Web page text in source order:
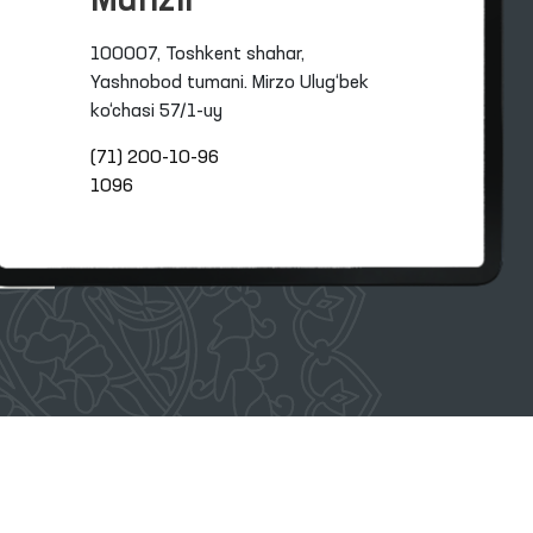
100007, Toshkent shahar,
Yashnobod tumani. Mirzo Ulug‘bek
ko‘chasi 57/1-uy
(71) 200-10-96
1096